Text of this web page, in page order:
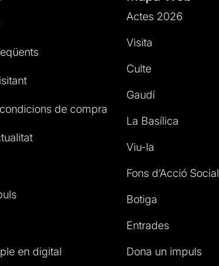
de compra
en digital
Actes 2026
Visita
Culte
Gaudí
La Basílica
Viu-la
Fons d’Acció Social
Botiga
Entrades
Dona un impuls